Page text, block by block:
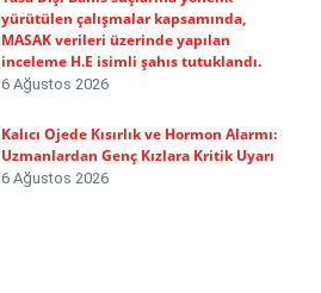
yürütülen çalışmalar kapsamında,
MASAK verileri üzerinde yapılan
inceleme H.E isimli şahıs tutuklandı.
6 Ağustos 2026
Kalıcı Ojede Kısırlık ve Hormon Alarmı:
Uzmanlardan Genç Kızlara Kritik Uyarı
6 Ağustos 2026